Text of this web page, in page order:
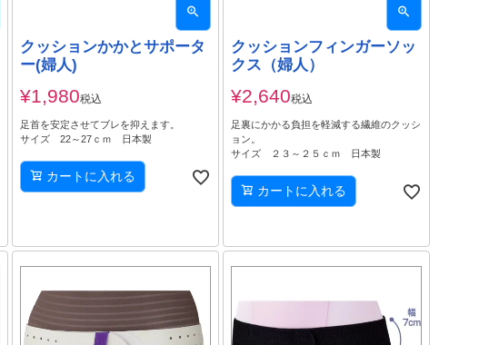
クッションかかとサポータ
ー(婦人)
¥1,980税込
足首を安定させてブレを抑えます。
サイズ 22～27ｃｍ 日本製
カートに入れる
クッションフィンガーソッ
クス（婦人）
¥2,640税込
足裏にかかる負担を軽減する繊維のクッシ
ョン。
サイズ ２３～２５ｃｍ 日本製
カートに入れる